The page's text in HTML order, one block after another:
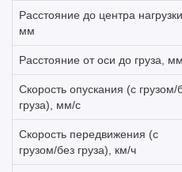
Расстояние до центра нагрузки,
мм
Расстояние от оси до груза, мм
Скорость опускания (с грузом/
груза), мм/с
Скорость передвижения (с
грузом/без груза), км/ч